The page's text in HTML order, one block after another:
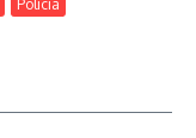
Polícia